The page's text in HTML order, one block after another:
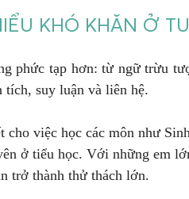
KHÓ KHĂN Ở
phức tạp hơn: từ ngữ trừu
tích, suy luận và liên hệ.
cho việc học các môn như
ở tiểu học. Với những em
trở thành thử thách lớn.